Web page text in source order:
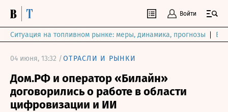
Войти
Ситуация на топливном рынке: меры, динамика, прогнозы
04 июня, 13:32 /ОТРАСЛИ И РЫНКИ
Дом.РФ и оператор «Билайн»
договорились о работе в области
цифровизации и ИИ